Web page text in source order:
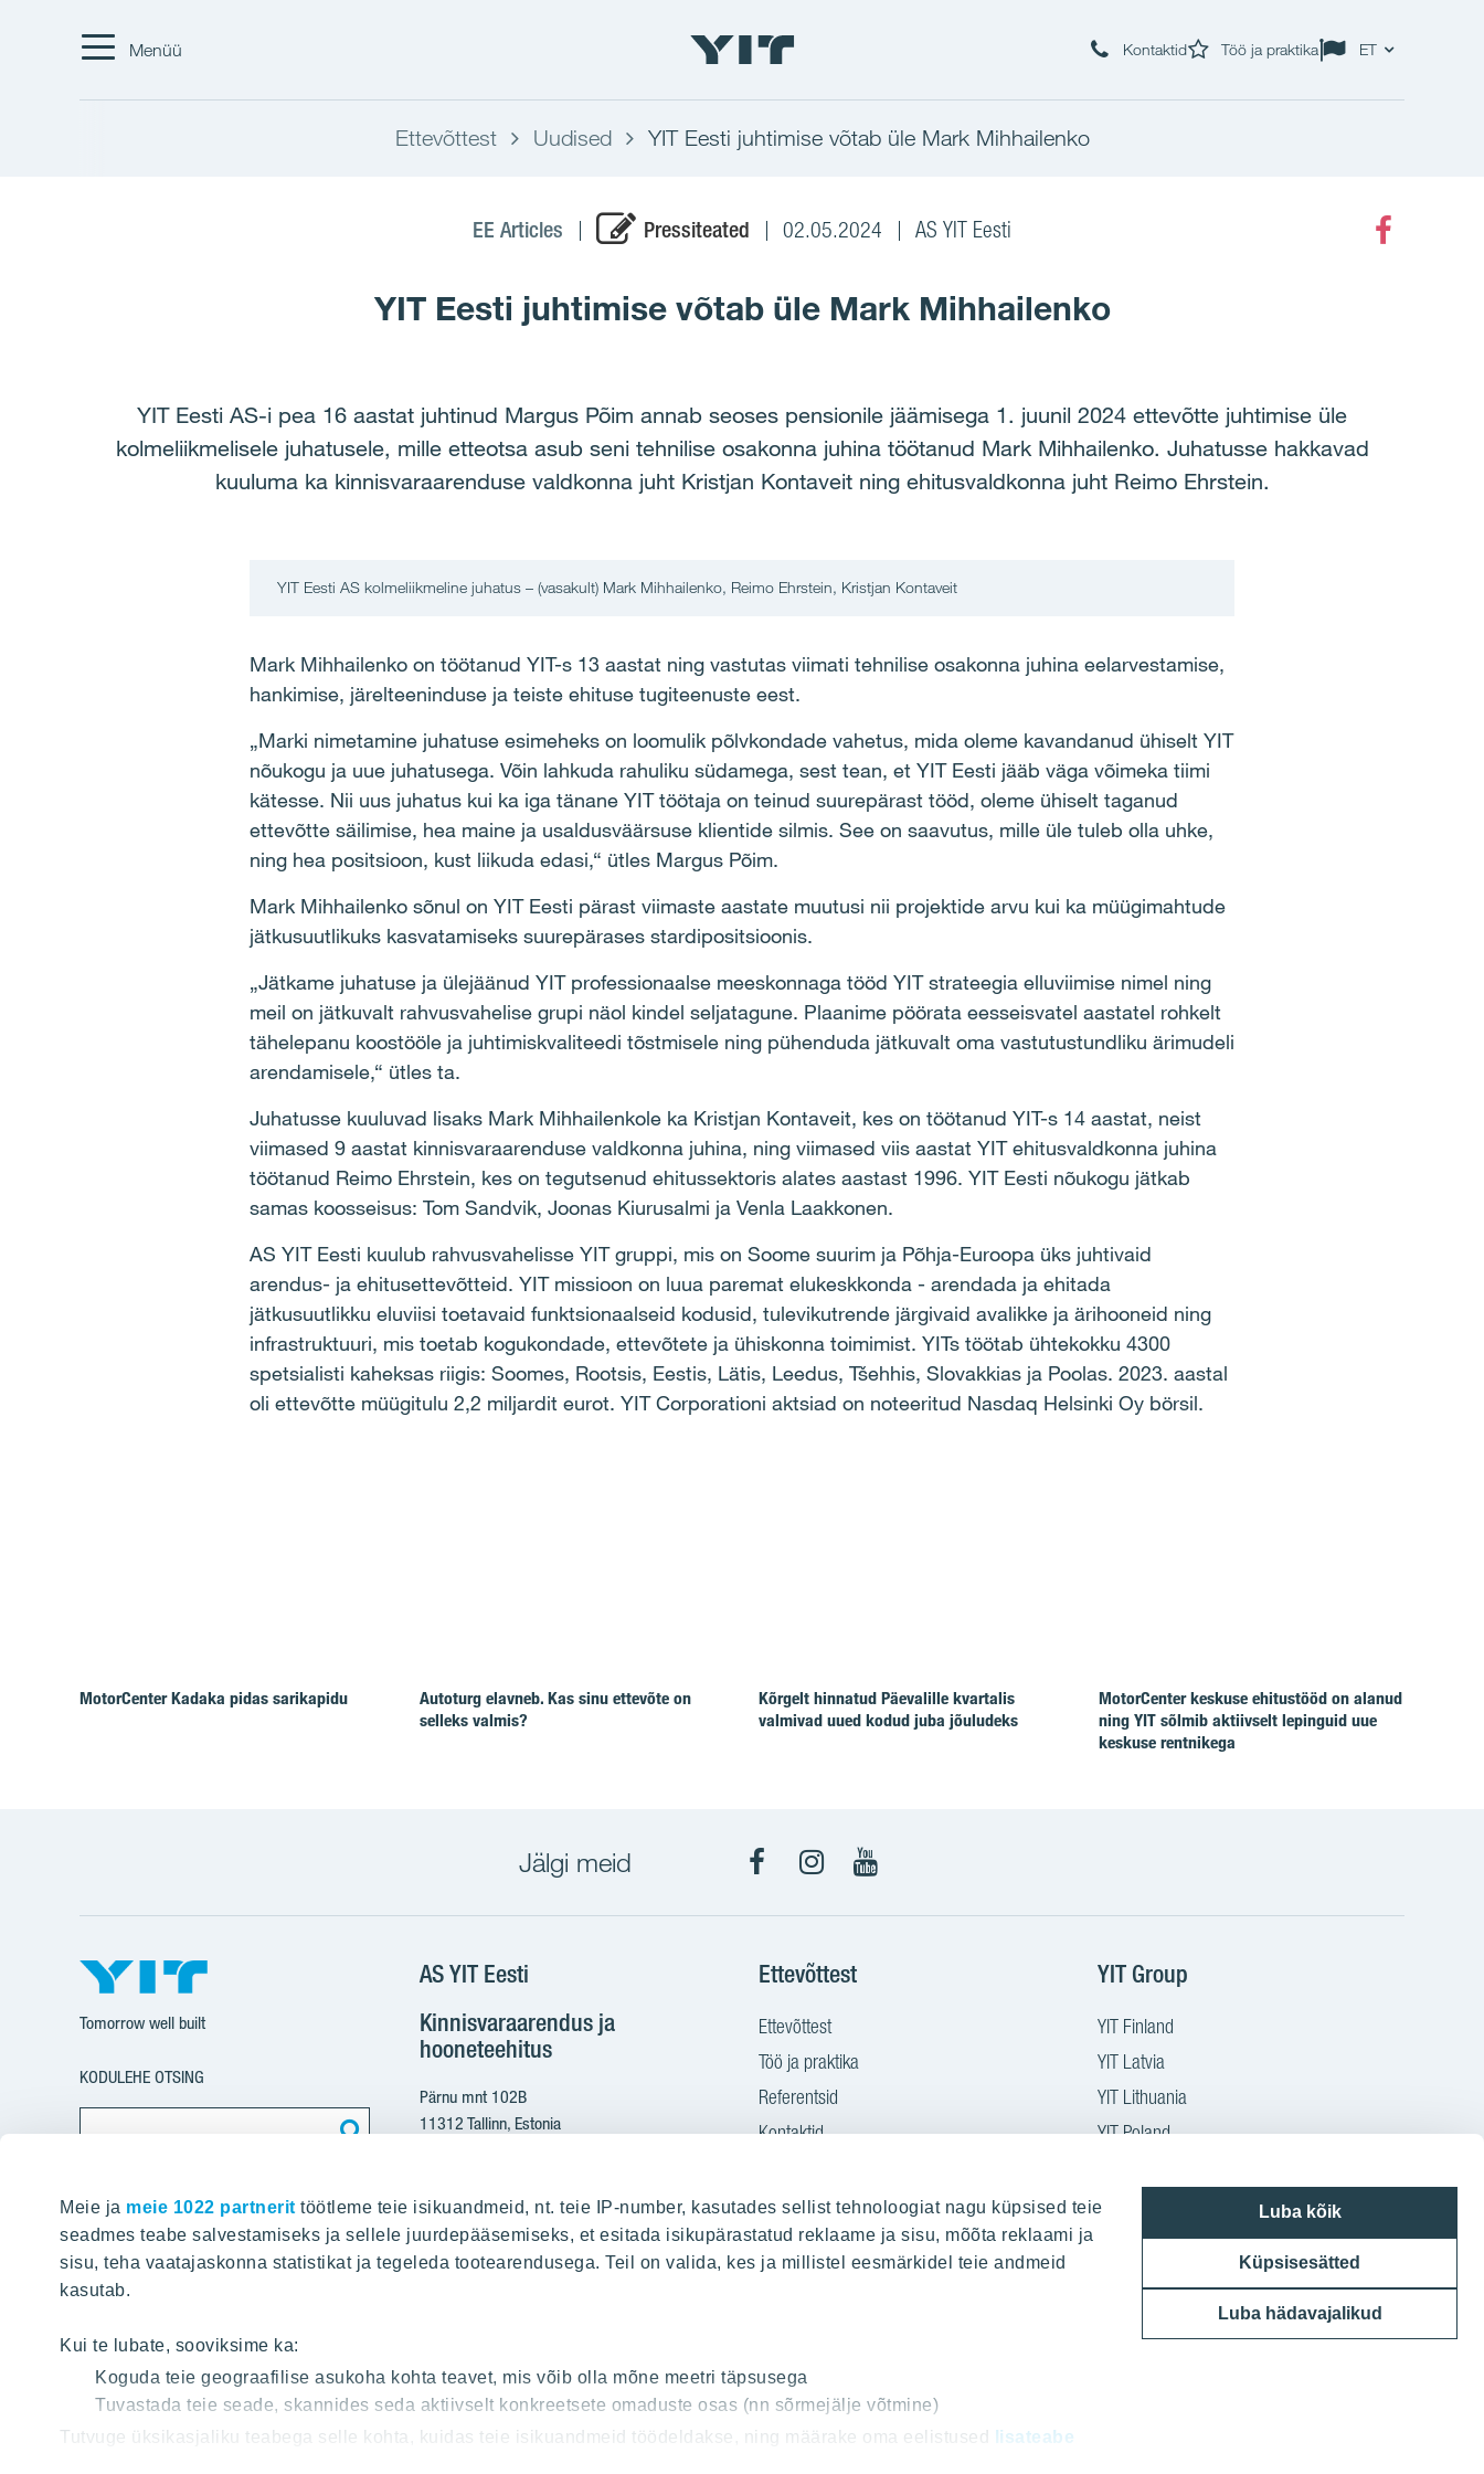
Meie ja meie 1022 partnerit töötleme teie isikuandmeid, nt. teie IP-number, kasutades sellist tehnoloogiat nagu küpsised teie
seadmes teabe salvestamiseks ja sellele juurdepääsemiseks, et esitada isikupärastatud reklaame ja sisu, mõõta reklaami ja
sisu, teha vaatajaskonna statistikat ja tegeleda tootearendusega. Teil on valida, kes ja millistel eesmärkidel teie andmeid
kasutab.
Kui te lubate, sooviksime ka:
Koguda teie geograafilise asukoha kohta teavet, mis võib olla mõne meetri täpsusega
Tuvastada teie seade, skannides seda aktiivselt konkreetsete omaduste osas (nn sõrmejälje võtmine)
Tutvuge üksikasjaliku teabega selle kohta, kuidas teie isikuandmeid töödeldakse, ning määrake oma eelistused
lisateabe
Luba kõik
Küpsisesätted
Luba hädavajalikud
Menüü Kontaktid Töö ja praktika ET
Ettevõttest Uudised YIT Eesti juhtimise võtab üle Mark Mihhailenko
EE Articles Pressiteated 02.05.2024 AS YIT Eesti
YIT Eesti juhtimise võtab üle Mark Mihhailenko
YIT Eesti AS-i pea 16 aastat juhtinud Margus Põim annab seoses pensionile jäämisega 1. juunil 2024 ettevõtte juhtimise üle
kolmeliikmelisele juhatusele, mille etteotsa asub seni tehnilise osakonna juhina töötanud Mark Mihhailenko. Juhatusse hakkavad
kuuluma ka kinnisvaraarenduse valdkonna juht Kristjan Kontaveit ning ehitusvaldkonna juht Reimo Ehrstein.
YIT Eesti AS kolmeliikmeline juhatus – (vasakult) Mark Mihhailenko, Reimo Ehrstein, Kristjan Kontaveit
Mark Mihhailenko on töötanud YIT-s 13 aastat ning vastutas viimati tehnilise osakonna juhina eelarvestamise,
hankimise, järelteeninduse ja teiste ehituse tugiteenuste eest.
„Marki nimetamine juhatuse esimeheks on loomulik põlvkondade vahetus, mida oleme kavandanud ühiselt YIT
nõukogu ja uue juhatusega. Võin lahkuda rahuliku südamega, sest tean, et YIT Eesti jääb väga võimeka tiimi
kätesse. Nii uus juhatus kui ka iga tänane YIT töötaja on teinud suurepärast tööd, oleme ühiselt taganud
ettevõtte säilimise, hea maine ja usaldusväärsuse klientide silmis. See on saavutus, mille üle tuleb olla uhke,
ning hea positsioon, kust liikuda edasi,“ ütles Margus Põim.
Mark Mihhailenko sõnul on YIT Eesti pärast viimaste aastate muutusi nii projektide arvu kui ka müügimahtude
jätkusuutlikuks kasvatamiseks suurepärases stardipositsioonis.
„Jätkame juhatuse ja ülejäänud YIT professionaalse meeskonnaga tööd YIT strateegia elluviimise nimel ning
meil on jätkuvalt rahvusvahelise grupi näol kindel seljatagune. Plaanime pöörata eesseisvatel aastatel rohkelt
tähelepanu koostööle ja juhtimiskvaliteedi tõstmisele ning pühenduda jätkuvalt oma vastutustundliku ärimudeli
arendamisele,“ ütles ta.
Juhatusse kuuluvad lisaks Mark Mihhailenkole ka Kristjan Kontaveit, kes on töötanud YIT-s 14 aastat, neist
viimased 9 aastat kinnisvaraarenduse valdkonna juhina, ning viimased viis aastat YIT ehitusvaldkonna juhina
töötanud Reimo Ehrstein, kes on tegutsenud ehitussektoris alates aastast 1996. YIT Eesti nõukogu jätkab
samas koosseisus: Tom Sandvik, Joonas Kiurusalmi ja Venla Laakkonen.
AS YIT Eesti kuulub rahvusvahelisse YIT gruppi, mis on Soome suurim ja Põhja-Euroopa üks juhtivaid
arendus- ja ehitusettevõtteid. YIT missioon on luua paremat elukeskkonda - arendada ja ehitada
jätkusuutlikku eluviisi toetavaid funktsionaalseid kodusid, tulevikutrende järgivaid avalikke ja ärihooneid ning
infrastruktuuri, mis toetab kogukondade, ettevõtete ja ühiskonna toimimist. YITs töötab ühtekokku 4300
spetsialisti kaheksas riigis: Soomes, Rootsis, Eestis, Lätis, Leedus, Tšehhis, Slovakkias ja Poolas. 2023. aastal
oli ettevõtte müügitulu 2,2 miljardit eurot. YIT Corporationi aktsiad on noteeritud Nasdaq Helsinki Oy börsil.
MotorCenter Kadaka pidas sarikapidu
Autoturg elavneb. Kas sinu ettevõte on
selleks valmis?
Kõrgelt hinnatud Päevalille kvartalis
valmivad uued kodud juba jõuludeks
MotorCenter keskuse ehitustööd on alanud
ning YIT sõlmib aktiivselt lepinguid uue
keskuse rentnikega
Jälgi meid
Tomorrow well built
KODULEHE OTSING
AS YIT Eesti
Kinnisvaraarendus ja
hooneteehitus
Pärnu mnt 102B
11312 Tallinn, Estonia
+372 665 2100
yit@yit.ee
Registrikood: 10093801
KMKR: EE100210897
Ettevõttest
Ettevõttest
Töö ja praktika
Referentsid
Kontaktid
YIT Group
YIT Finland
YIT Latvia
YIT Lithuania
YIT Poland
YIT Slovakia
YIT Group